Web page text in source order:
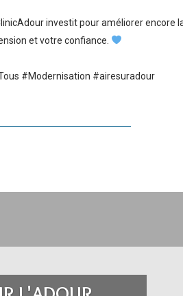
investit pour améliorer
et votre confiance.
#Modernisation #airesuradour